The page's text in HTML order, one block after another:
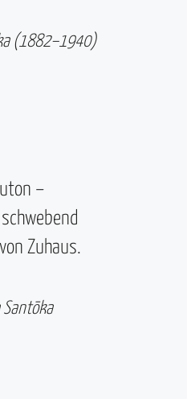
(1882–1940)
–
Zuhaus.
Santōka